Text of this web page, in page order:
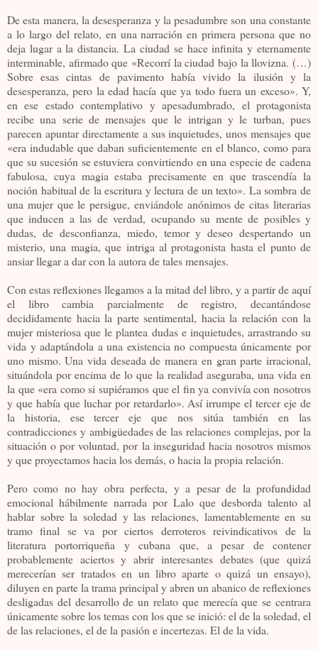
De esta manera, la desesperanza y la pesadumbre son una constante
a lo largo del relato, en una narración en primera persona que no
deja lugar a la distancia. La ciudad se hace infinita y eternamente
interminable, afirmado que «Recorrí la ciudad bajo la llovizna. (…)
Sobre esas cintas de pavimento había vivido la ilusión y la
desesperanza, pero la edad hacía que ya todo fuera un exceso». Y,
en ese estado contemplativo y apesadumbrado, el protagonista
recibe una serie de mensajes que le intrigan y le turban, pues
parecen apuntar directamente a sus inquietudes, unos mensajes que
«era indudable que daban suficientemente en el blanco, como para
que su sucesión se estuviera convirtiendo en una especie de cadena
fabulosa, cuya magia estaba precisamente en que trascendía la
noción habitual de la escritura y lectura de un texto». La sombra de
una mujer que le persigue, enviándole anónimos de citas literarias
que inducen a las de verdad, ocupando su mente de posibles y
dudas, de desconfianza, miedo, temor y deseo despertando un
misterio, una magia, que intriga al protagonista hasta el punto de
ansiar llegar a dar con la autora de tales mensajes.
Con estas reflexiones llegamos a la mitad del libro, y a partir de aquí
el libro cambia parcialmente de registro, decantándose
decididamente hacia la parte sentimental, hacia la relación con la
mujer misteriosa que le plantea dudas e inquietudes, arrastrando su
vida y adaptándola a una existencia no compuesta únicamente por
uno mismo. Una vida deseada de manera en gran parte irracional,
situándola por encima de lo que la realidad aseguraba, una vida en
la que «era como si supiéramos que el fin ya convivía con nosotros
y que había que luchar por retardarlo». Así irrumpe el tercer eje de
la historia, ese tercer eje que nos sitúa también en las
contradicciones y ambigüedades de las relaciones complejas, por la
situación o por voluntad, por la inseguridad hacia nosotros mismos
y que proyectamos hacia los demás, o hacia la propia relación.
Pero como no hay obra perfecta, y a pesar de la profundidad
emocional hábilmente narrada por Lalo que desborda talento al
hablar sobre la soledad y las relaciones, lamentablemente en su
tramo final se va por ciertos derroteros reivindicativos de la
literatura portorriqueña y cubana que, a pesar de contener
probablemente aciertos y abrir interesantes debates (que quizá
merecerían ser tratados en un libro aparte o quizá un ensayo),
diluyen en parte la trama principal y abren un abanico de reflexiones
desligadas del desarrollo de un relato que merecía que se centrara
únicamente sobre los temas con los que se inició: el de la soledad, el
de las relaciones, el de la pasión e incertezas. El de la vida.